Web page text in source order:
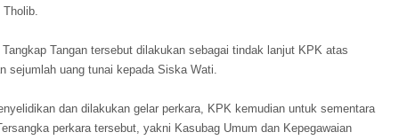
Tholib.
Tangan tersebut dilakukan sebagai tindak lanjut KPK atas
sejumlah uang tunai kepada Siska Wati.
dan dilakukan gelar perkara, KPK kemudian untuk sementara
perkara tersebut, yakni Kasubag Umum dan Kepegawaian